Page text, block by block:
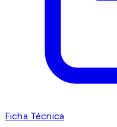
Ficha Técnica